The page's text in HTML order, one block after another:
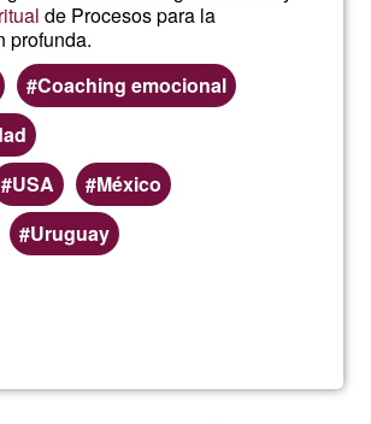
de Procesos para la
profunda.
Coaching emocional
USA
México
Uruguay